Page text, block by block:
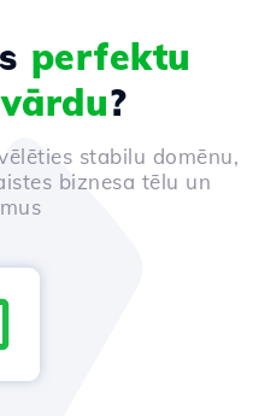
perfektu
?
stabilu domēnu,
biznesa tēlu un